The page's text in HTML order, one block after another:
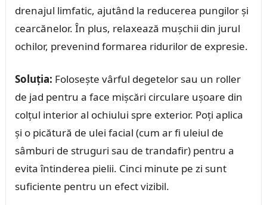
drenajul limfatic, ajutând la reducerea pungilor și
cearcănelor. În plus, relaxează mușchii din jurul
ochilor, prevenind formarea ridurilor de expresie.
Soluția: Folosește vârful degetelor sau un roller
de jad pentru a face mișcări circulare ușoare din
colțul interior al ochiului spre exterior. Poți aplica
și o picătură de ulei facial (cum ar fi uleiul de
sâmburi de struguri sau de trandafir) pentru a
evita întinderea pielii. Cinci minute pe zi sunt
suficiente pentru un efect vizibil.